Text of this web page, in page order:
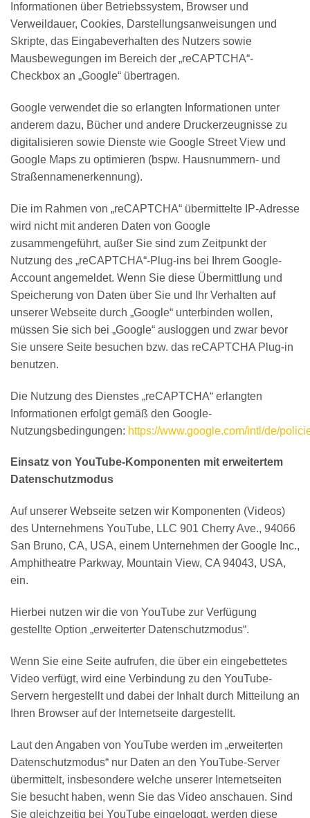
Informationen über Betriebssystem, Browser und
Verweildauer, Cookies, Darstellungsanweisungen und
Skripte, das Eingabeverhalten des Nutzers sowie
Mausbewegungen im Bereich der „reCAPTCHA“-
Checkbox an „Google“ übertragen.
Google verwendet die so erlangten Informationen unter
anderem dazu, Bücher und andere Druckerzeugnisse zu
digitalisieren sowie Dienste wie Google Street View und
Google Maps zu optimieren (bspw. Hausnummern- und
Straßennamenerkennung).
Die im Rahmen von „reCAPTCHA“ übermittelte IP-Adresse
wird nicht mit anderen Daten von Google
zusammengeführt, außer Sie sind zum Zeitpunkt der
Nutzung des „reCAPTCHA“-Plug-ins bei Ihrem Google-
Account angemeldet. Wenn Sie diese Übermittlung und
Speicherung von Daten über Sie und Ihr Verhalten auf
unserer Webseite durch „Google“ unterbinden wollen,
müssen Sie sich bei „Google“ ausloggen und zwar bevor
Sie unsere Seite besuchen bzw. das reCAPTCHA Plug-in
benutzen.
Die Nutzung des Dienstes „reCAPTCHA“ erlangten
Informationen erfolgt gemäß den Google-
Nutzungsbedingungen: https://www.google.com/intl/de/
Einsatz von YouTube-Komponenten mit erweitertem
Datenschutzmodus
Auf unserer Webseite setzen wir Komponenten (Videos)
des Unternehmens YouTube, LLC 901 Cherry Ave., 94066
San Bruno, CA, USA, einem Unternehmen der Google Inc.,
Amphitheatre Parkway, Mountain View, CA 94043, USA,
ein.
Hierbei nutzen wir die von YouTube zur Verfügung
gestellte Option „erweiterter Datenschutzmodus“.
Wenn Sie eine Seite aufrufen, die über ein eingebettetes
Video verfügt, wird eine Verbindung zu den YouTube-
Servern hergestellt und dabei der Inhalt durch Mitteilung an
Ihren Browser auf der Internetseite dargestellt.
Laut den Angaben von YouTube werden im „erweiterten
Datenschutzmodus“ nur Daten an den YouTube-Server
übermittelt, insbesondere welche unserer Internetseiten
Sie besucht haben, wenn Sie das Video anschauen. Sind
Sie gleichzeitig bei YouTube eingeloggt, werden diese